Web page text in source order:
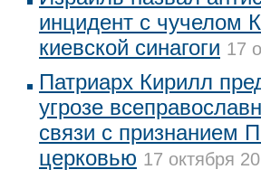
инцидент с чучелом
киевской синагоги 17
Патриарх Кирилл
угрозе
связи с признанием
церковью 17 октября